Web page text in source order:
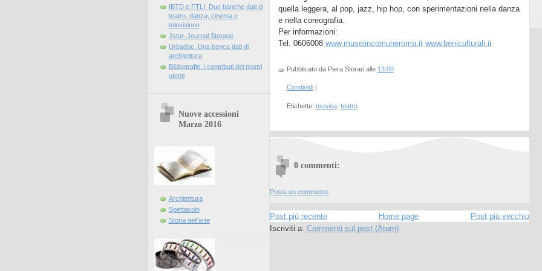
IBTD e FTLI. Due banche dati di
teatro, danza, cinema e
televisione
Jstor. Journal Storage
Urbadoc. Una banca dati di
architettura
Bibliografie: i contributi dei nostri
utenti
Nuove accessioni
Marzo 2016
Architettura
Spettacolo
Storia dell'arte
quella leggera, al pop, jazz, hip hop, con sperimentazioni nella danza
e nella coreografia.
Per informazioni:
Tel. 0606008 www.museiincomuneroma.it www.beniculturali.it
Pubblicato da Piera Storari alle 13:00
Condividi
Etichette: musica, teatro
0 commenti:
Posta un commento
Post più recente Post più vecchio
Home page
Iscriviti a: Commenti sul post (Atom)